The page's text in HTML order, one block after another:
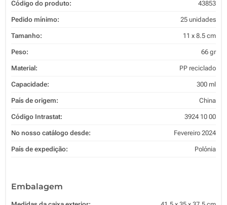
Código do produto: 43853
Pedido mínimo: 25 unidades
Tamanho: 11 x 8.5 cm
Peso: 66 gr
Material: PP reciclado
Capacidade: 300 ml
País de origem: China
Código Intrastat: 3924 10 00
No nosso catálogo desde: Fevereiro 2024
País de expedição: Polónia
Embalagem